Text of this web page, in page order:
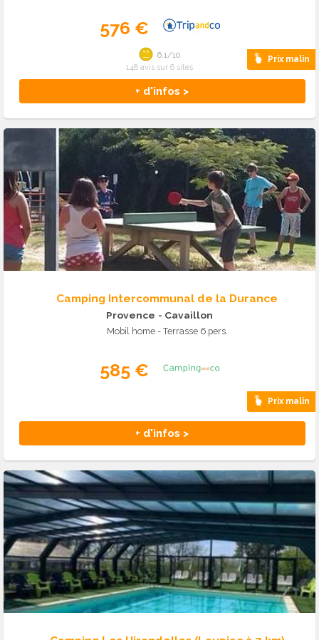
576 €
Prix malin
+ d'infos >
6.1/10
148 avis sur 6 sites
Camping Intercommunal de la Durance
Provence - Cavaillon
Mobil home - Terrasse 6 pers.
585 €
Prix malin
+ d'infos >